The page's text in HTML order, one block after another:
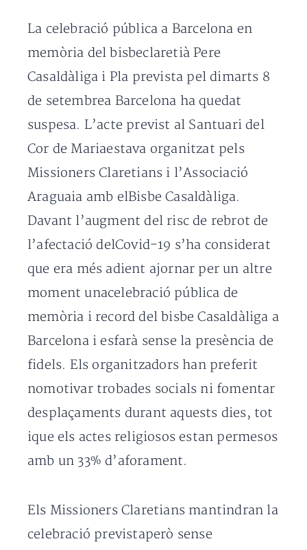
La celebració pública a Barcelona en
memòria del bisbeclaretià Pere
Casaldàliga i Pla prevista pel dimarts 8
de setembrea Barcelona ha quedat
suspesa. L’acte previst al Santuari del
Cor de Mariaestava organitzat pels
Missioners Claretians i l’Associació
Araguaia amb elBisbe Casaldàliga.
Davant l’augment del risc de rebrot de
l’afectació delCovid-19 s’ha considerat
que era més adient ajornar per un altre
moment unacelebració pública de
memòria i record del bisbe Casaldàliga a
Barcelona i esfarà sense la presència de
fidels. Els organitzadors han preferit
nomotivar trobades socials ni fomentar
desplaçaments durant aquests dies, tot
ique els actes religiosos estan permesos
amb un 33% d’aforament.
Els Missioners Claretians mantindran la
celebració previstaperò sense